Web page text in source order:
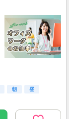
朝
昼